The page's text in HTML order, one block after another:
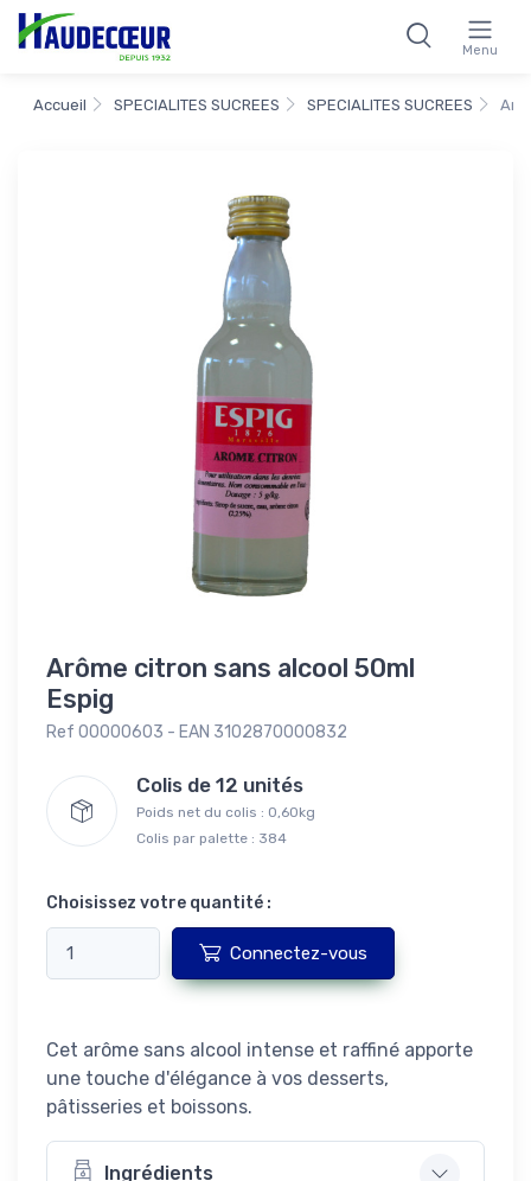
Menu
Accueil SPECIALITES SUCREES SPECIALITES SUCREES
Arôme citron sans alcool 50ml
Espig
Ref 00000603 - EAN 3102870000832
Colis de 12 unités
Poids net du colis : 0,60kg
Colis par palette : 384
Choisissez votre quantité :
Connectez-vous
Cet arôme sans alcool intense et raffiné apporte
une touche d'élégance à vos desserts,
pâtisseries et boissons.
Ingrédients